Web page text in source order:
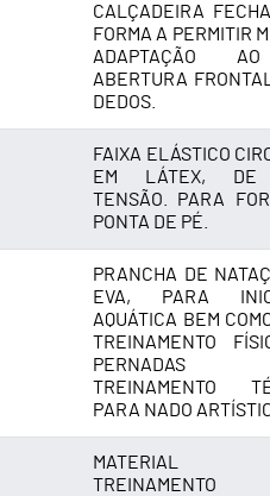
CALÇADEIRA
FORMA A PERMITIR
ADAPTAÇÃO
ABERTURA
DEDOS.
FAIXA ELÁSTICO
EM LÁTEX, DE
TENSÃO. PARA
PONTA DE PÉ.
PRANCHA DE
EVA, PARA
AQUÁTICA BEM
TREINAMENTO
TREINAMENTO
PARA NADO
MATERIAL